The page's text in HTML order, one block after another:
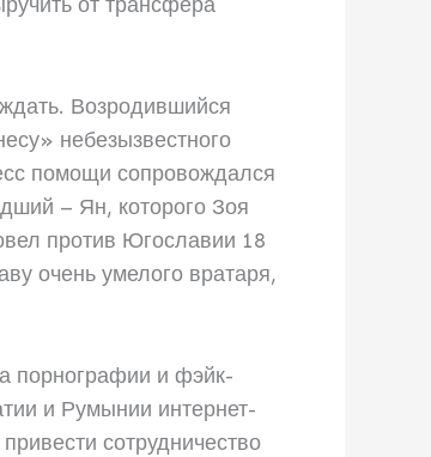
Возродившийся
небезызвестного
помощи сопровождался
– Ян, которого Зоя
против Югославии 18
очень умелого вратаря,
порнографии и фэйк-
и Румынии интернет-
сотрудничество